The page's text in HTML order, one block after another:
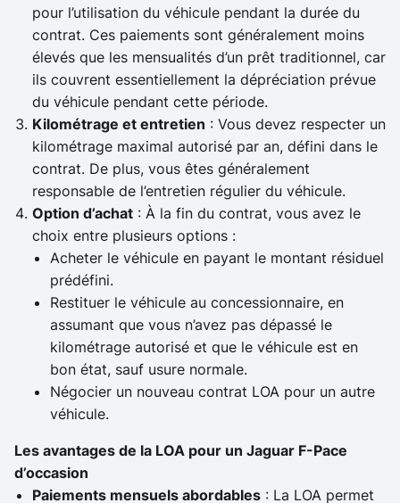
pour l’utilisation du véhicule pendant la durée du
contrat. Ces paiements sont généralement moins
élevés que les mensualités d’un prêt traditionnel, car
ils couvrent essentiellement la dépréciation prévue
du véhicule pendant cette période.
Kilométrage et entretien : Vous devez respecter un
kilométrage maximal autorisé par an, défini dans le
contrat. De plus, vous êtes généralement
responsable de l’entretien régulier du véhicule.
Option d’achat : À la fin du contrat, vous avez le
choix entre plusieurs options :
Acheter le véhicule en payant le montant résiduel
prédéfini.
Restituer le véhicule au concessionnaire, en
assumant que vous n’avez pas dépassé le
kilométrage autorisé et que le véhicule est en
bon état, sauf usure normale.
Négocier un nouveau contrat LOA pour un autre
véhicule.
Les avantages de la LOA pour un Jaguar F-Pace
d’occasion
Paiements mensuels abordables : La LOA permet